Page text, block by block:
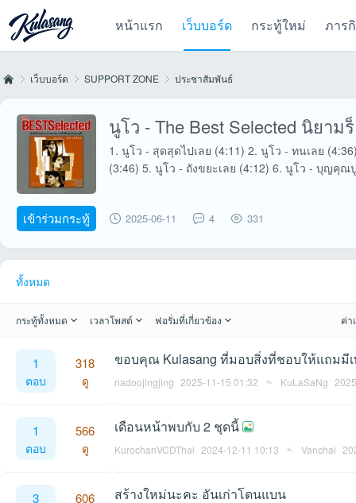
หน้าแรก เว็บบอร์ด กระทู้ใหม่ ภาร
เว็บบอร์ด SUPPORT ZONE
›
ประชาสัมพันธ์
นูโว - The Best Selected นิยาม
1. นูโว - สุดสุดไปเลย (4:11) 2. นูโว - ทนเลย
(3:46) 5. นูโว - ถังขยะเลย (4:12) 6. นูโว - บุญคุณ
เข้าร่วมกระทู้ 2025-06-11 4 331
ทั้งหมด
กระทู้ทั้งหมด เวลาโพสต์ ฟอรั่มที่เกี่ยวข้อง ค่า
1
ตอบ
318
ดู
ขอบคุณ Kulasang ที่มอบสิ่งที่ชอบให้แถมมีเ
nadoojingjing 2025-11-15 01:32 KuLaSaNg
1
ตอบ
566
ดู
เดือนหน้าพบกับ 2 ชุดนี้
KurochanVCDThai 2024-12-11 10:13 Vanchai
3 606 สร้างใหม่นะคะ อันเก่าโดนแบน